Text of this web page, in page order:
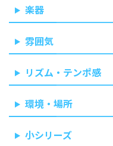
楽器
雰囲気
リズム・テンポ感
環境・場所
小シリーズ